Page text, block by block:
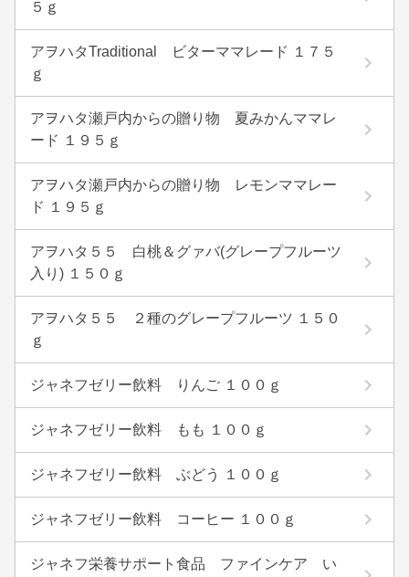
５ｇ
アヲハタTraditional ビターママレード １７５
ｇ
アヲハタ瀬戸内からの贈り物 夏みかんママレ
ード １９５ｇ
アヲハタ瀬戸内からの贈り物 レモンママレー
ド １９５ｇ
アヲハタ５５ 白桃＆グァバ(グレープフルーツ
入り) １５０ｇ
アヲハタ５５ ２種のグレープフルーツ １５０
ｇ
ジャネフゼリー飲料 りんご １００ｇ
ジャネフゼリー飲料 もも １００ｇ
ジャネフゼリー飲料 ぶどう １００ｇ
ジャネフゼリー飲料 コーヒー １００ｇ
ジャネフ栄養サポート食品 ファインケア い